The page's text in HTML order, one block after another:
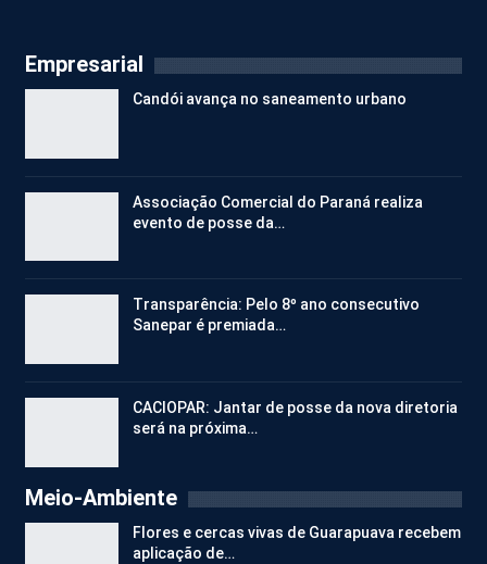
Empresarial
Candói avança no saneamento urbano
Associação Comercial do Paraná realiza
evento de posse da…
Transparência: Pelo 8º ano consecutivo
Sanepar é premiada…
CACIOPAR: Jantar de posse da nova diretoria
será na próxima…
Meio-Ambiente
Flores e cercas vivas de Guarapuava recebem
aplicação de…